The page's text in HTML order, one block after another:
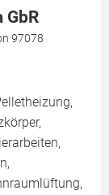
GbR
97078